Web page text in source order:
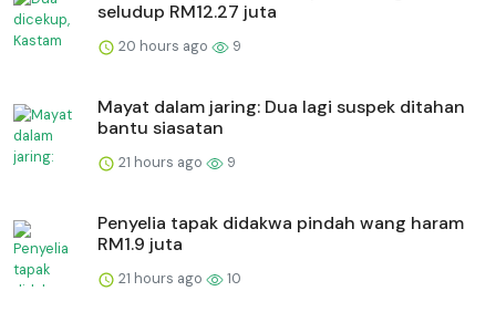
seludup RM12.27 juta
20 hours ago 9
Mayat dalam jaring: Dua lagi suspek ditahan
bantu siasatan
21 hours ago 9
Penyelia tapak didakwa pindah wang haram
RM1.9 juta
21 hours ago 10